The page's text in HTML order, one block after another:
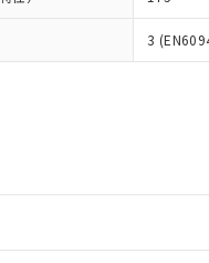
3
様が当ウェブサイト上で当
された部品リストについて
び当社の共同利用者が、当
有証明書ダウンロード
は発行日時点で非含有を
過去に遡って非含有を証明
ださい。